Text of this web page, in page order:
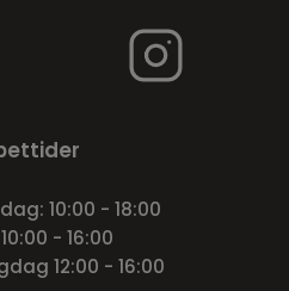
10:00 - 18:00
- 16:00
12:00 - 16:00